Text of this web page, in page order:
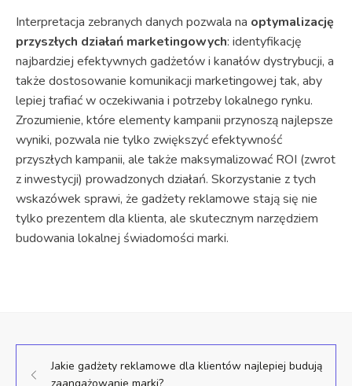
Interpretacja zebranych danych pozwala na optymalizację
przyszłych działań marketingowych: identyfikację
najbardziej efektywnych gadżetów i kanałów dystrybucji, a
także dostosowanie komunikacji marketingowej tak, aby
lepiej trafiać w oczekiwania i potrzeby lokalnego rynku.
Zrozumienie, które elementy kampanii przynoszą najlepsze
wyniki, pozwala nie tylko zwiększyć efektywność
przyszłych kampanii, ale także maksymalizować ROI (zwrot
z inwestycji) prowadzonych działań. Skorzystanie z tych
wskazówek sprawi, że gadżety reklamowe stają się nie
tylko prezentem dla klienta, ale skutecznym narzędziem
budowania lokalnej świadomości marki.
Jakie gadżety reklamowe dla klientów najlepiej budują